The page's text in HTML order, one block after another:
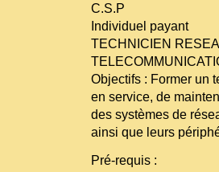
C.S.P
Individuel payant
TECHNICIEN
Objectifs : Former un
en service, de
des systèmes de
ainsi que leurs
Pré-requis :